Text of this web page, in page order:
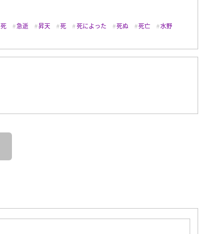
急逝 昇天 死 死によった 死ぬ 死亡 水野